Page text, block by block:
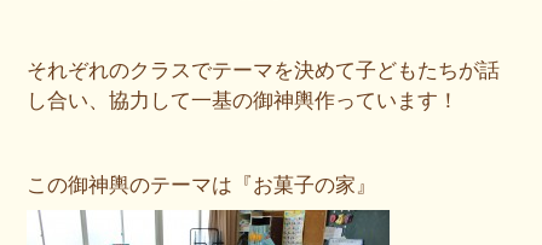
それぞれのクラスでテーマを決めて子どもたちが話
し合い、協力して一基の御神輿作っています！
この御神輿のテーマは『お菓子の家』